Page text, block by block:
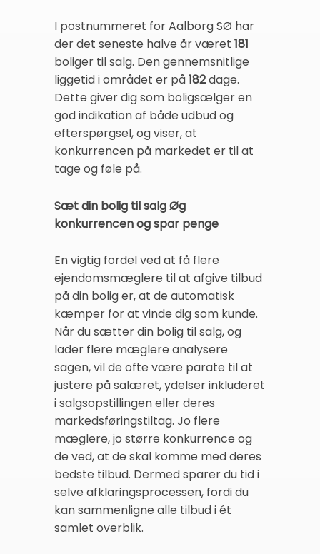
I postnummeret for Aalborg SØ har
der det seneste halve år været 181
boliger til salg. Den gennemsnitlige
liggetid i området er på182dage.
Dette giver dig som boligsælger en
god indikation af både udbud og
efterspørgsel, og viser, at
konkurrencen på markedet er til at
tage og føle på.
Sæt din bolig til salg Øg
konkurrencen og spar penge
En vigtig fordel ved at få flere
ejendomsmæglere til at afgive tilbud
på din bolig er, at de automatisk
kæmper for at vinde dig som kunde.
Når du sætter din bolig til salg, og
lader flere mæglere analysere
sagen, vil de ofte være parate til at
justere på salæret, ydelser inkluderet
i salgsopstillingen eller deres
markedsføringstiltag. Jo flere
mæglere, jo større konkurrence og
de ved, at de skal komme med deres
bedste tilbud. Dermed sparer du tid i
selve afklaringsprocessen, fordi du
kan sammenligne alle tilbud i ét
samlet overblik.